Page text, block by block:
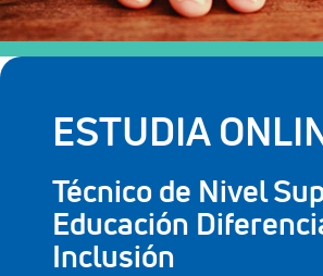
ESTUDIA
Técnico de Nivel
Educación
Inclusión